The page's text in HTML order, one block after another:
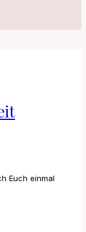
Euch einmal